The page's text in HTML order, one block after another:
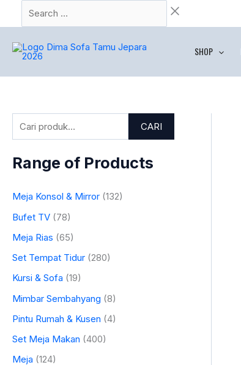
ke
konten
Search
…
SHOP
e
n
a
n
n
CARI
Range of Products
Meja Konsol & Mirror (132)
Bufet TV (78)
Meja Rias (65)
Set Tempat Tidur (280)
Kursi & Sofa (19)
Mimbar Sembahyang (8)
Pintu Rumah & Kusen (4)
Set Meja Makan (400)
Meja (124)